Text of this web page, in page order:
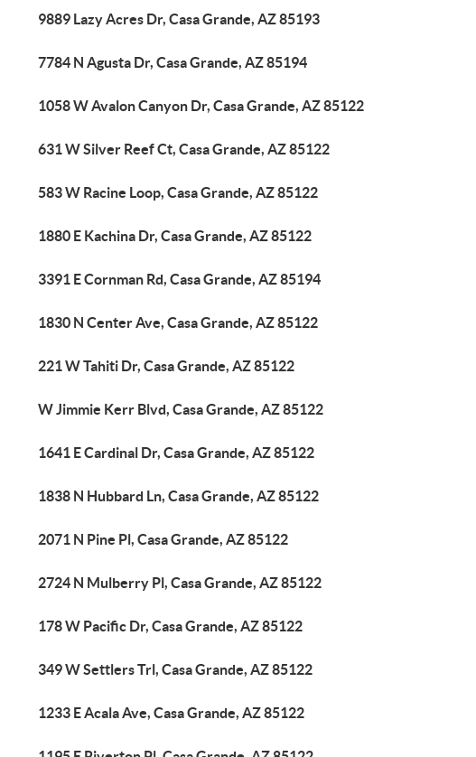
9889 Lazy Acres Dr, Casa Grande, AZ 85193
7784 N Agusta Dr, Casa Grande, AZ 85194
1058 W Avalon Canyon Dr, Casa Grande, AZ 85122
631 W Silver Reef Ct, Casa Grande, AZ 85122
583 W Racine Loop, Casa Grande, AZ 85122
1880 E Kachina Dr, Casa Grande, AZ 85122
3391 E Cornman Rd, Casa Grande, AZ 85194
1830 N Center Ave, Casa Grande, AZ 85122
221 W Tahiti Dr, Casa Grande, AZ 85122
W Jimmie Kerr Blvd, Casa Grande, AZ 85122
1641 E Cardinal Dr, Casa Grande, AZ 85122
1838 N Hubbard Ln, Casa Grande, AZ 85122
2071 N Pine Pl, Casa Grande, AZ 85122
2724 N Mulberry Pl, Casa Grande, AZ 85122
178 W Pacific Dr, Casa Grande, AZ 85122
349 W Settlers Trl, Casa Grande, AZ 85122
1233 E Acala Ave, Casa Grande, AZ 85122